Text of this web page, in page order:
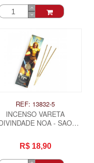
REF: 13832-5
INCENSO VARETA
NOA - SAO
R$ 18,90